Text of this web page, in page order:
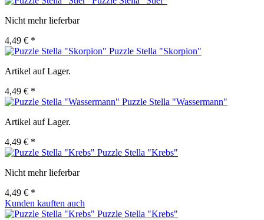
Nicht mehr lieferbar
4,49 € *
Puzzle Stella "Skorpion"
Artikel auf Lager.
4,49 € *
Puzzle Stella "Wassermann"
Artikel auf Lager.
4,49 € *
Puzzle Stella "Krebs"
Nicht mehr lieferbar
4,49 € *
Kunden kauften auch
Puzzle Stella "Krebs"